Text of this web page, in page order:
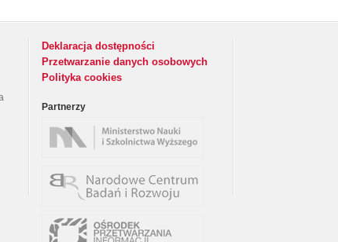
Deklaracja dostępności
Przetwarzanie danych osobowych
Polityka cookies
Partnerzy